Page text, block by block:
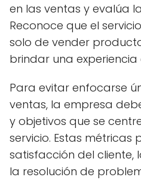
en las ventas y evalúa
Reconoce que el
solo de vender
brindar una
Para evitar enfocarse
ventas, la empresa
y objetivos que se
servicio. Estas métricas
satisfacción del cliente,
la resolución de